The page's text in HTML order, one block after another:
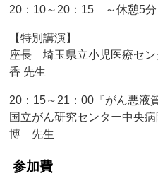
20：10～20：15 ～休憩5分
【特別講演】
座長 埼玉県立小児医療セ
香 先生
20：15～21：00『がん悪液
国立がん研究センター中
博 先生
参加費